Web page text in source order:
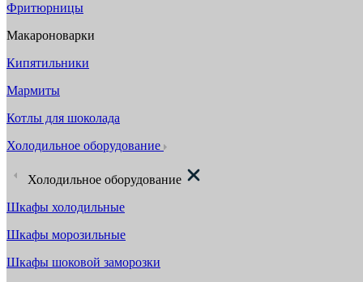
Фритюрницы
Макароноварки
Кипятильники
Мармиты
Котлы для шоколада
Холодильное оборудование
Холодильное оборудование
Шкафы холодильные
Шкафы морозильные
Шкафы шоковой заморозки